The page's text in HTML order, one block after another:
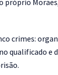
crimes:
qualificado